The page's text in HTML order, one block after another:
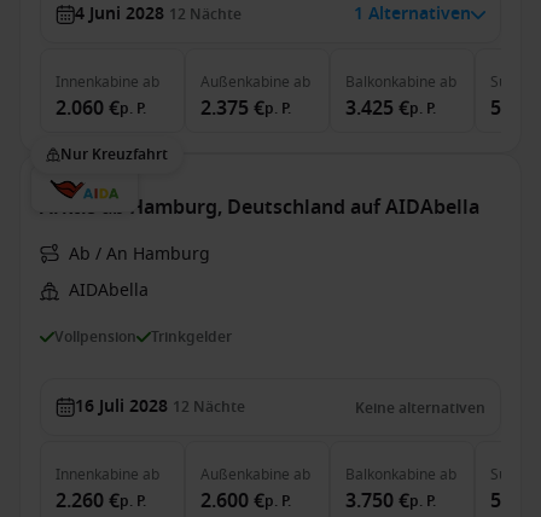
4 Juni 2028 12 Nächte 1 Alternativen
Innenkabine ab
2.060 €p. P.
Außenkabine ab
2.375 €p. P.
Balkonkabine ab
3.425 €p. P.
Suite
Nur Kreuzfahrt
Arktis ab Hamburg, Deutschland auf AIDAbella
Ab / An Hamburg
AIDAbella
Vollpension Trinkgelder
16 Juli 2028 12 Nächte Keine alternativen
Innenkabine ab
2.260 €p. P.
Außenkabine ab
2.600 €p. P.
Balkonkabine ab
3.750 €p. P.
Suite